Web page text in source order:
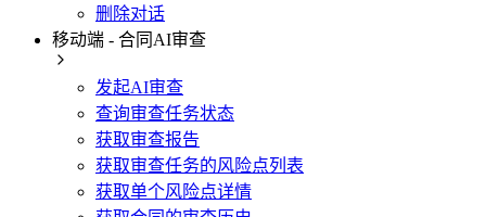
删除对话
移动端 - 合同AI审查
发起AI审查
查询审查任务状态
获取审查报告
获取审查任务的风险点列表
获取单个风险点详情